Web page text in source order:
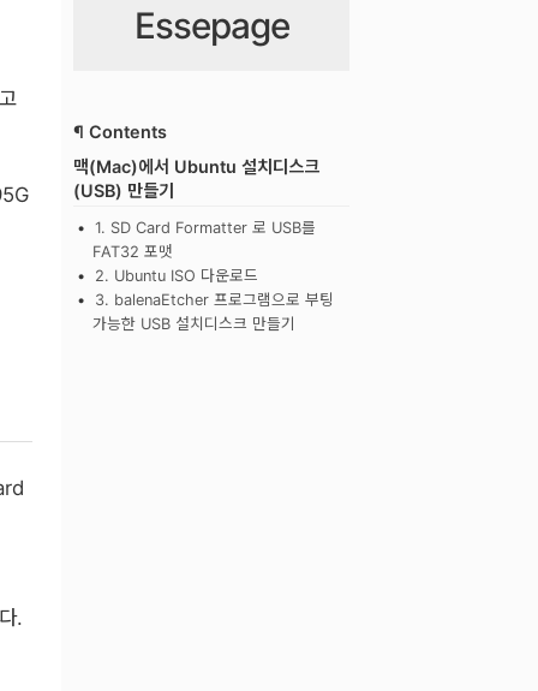
.
Essepage
¶ Contents
맥(Mac)에서 Ubuntu 설치디스크
(USB) 만들기
1. SD Card Formatter 로 USB를
FAT32 포맷
2. Ubuntu ISO 다운로드
3. balenaEtcher 프로그램으로 부팅
가능한 USB 설치디스크 만들기